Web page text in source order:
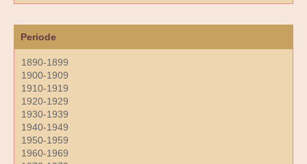
Periode
1890-1899
1900-1909
1910-1919
1920-1929
1930-1939
1940-1949
1950-1959
1960-1969